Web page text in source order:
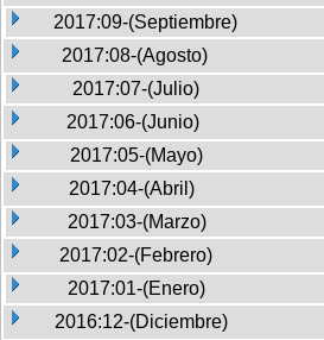
2017:09-(Septiembre)
2017:08-(Agosto)
2017:07-(Julio)
2017:06-(Junio)
2017:05-(Mayo)
2017:04-(Abril)
2017:03-(Marzo)
2017:02-(Febrero)
2017:01-(Enero)
2016:12-(Diciembre)